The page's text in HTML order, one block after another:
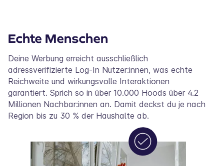
Echte Menschen
Deine Werbung erreicht ausschließlich
adressverifizierte Log-In Nutzer:innen, was echte
Reichweite und wirkungsvolle Interaktionen
garantiert. Sprich so in über 10.000 Hoods über 4.2
Millionen Nachbar:innen an. Damit deckst du je nach
Region bis zu 30 % der Haushalte ab.